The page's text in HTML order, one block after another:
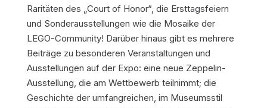
Raritäten des „Court of Honor“, die Ersttagsfeiern
und Sonderausstellungen wie die Mosaike der
LEGO-Community! Darüber hinaus gibt es mehrere
Beiträge zu besonderen Veranstaltungen und
Ausstellungen auf der Expo: eine neue Zeppelin-
Ausstellung, die am Wettbewerb teilnimmt; die
Geschichte der umfangreichen, im Museumsstil